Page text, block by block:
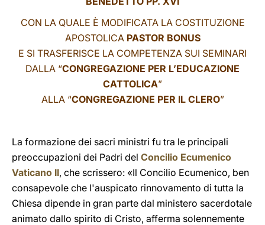
CON LA QUALE È MODIFICATA LA COSTITUZIONE
APOSTOLICA PASTOR BONUS
E SI TRASFERISCE LA COMPETENZA SUI SEMINARI
DALLA “CONGREGAZIONE PER L’EDUCAZIONE
CATTOLICA”
ALLA “CONGREGAZIONE PER IL CLERO”
La formazione dei sacri ministri fu tra le principali
preoccupazioni dei Padri del Concilio Ecumenico
Vaticano II, che scrissero: «Il Concilio Ecumenico, ben
consapevole che l'auspicato rinnovamento di tutta la
Chiesa dipende in gran parte dal ministero sacerdotale
animato dallo spirito di Cristo, afferma solennemente